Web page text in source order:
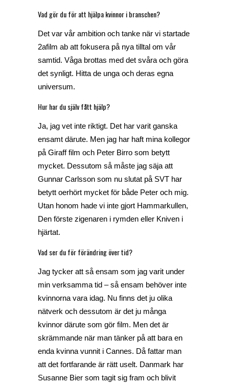
Vad gör du för att hjälpa kvinnor i branschen?
Det var vår ambition och tanke när vi startade
2afilm ab att fokusera på nya tilltal om vår
samtid. Våga brottas med det svåra och göra
det synligt. Hitta de unga och deras egna
universum.
Hur har du själv fått hjälp?
Ja, jag vet inte riktigt. Det har varit ganska
ensamt därute. Men jag har haft mina kollegor
på Giraff film och Peter Birro som betytt
mycket. Dessutom så måste jag säja att
Gunnar Carlsson som nu slutat på SVT har
betytt oerhört mycket för både Peter och mig.
Utan honom hade vi inte gjort Hammarkullen,
Den förste zigenaren i rymden eller Kniven i
hjärtat.
Vad ser du för förändring över tid?
Jag tycker att så ensam som jag varit under
min verksamma tid – så ensam behöver inte
kvinnorna vara idag. Nu finns det ju olika
nätverk och dessutom är det ju många
kvinnor därute som gör film. Men det är
skrämmande när man tänker på att bara en
enda kvinna vunnit i Cannes. Då fattar man
att det fortfarande är rätt uselt. Danmark har
Susanne Bier som tagit sig fram och blivit